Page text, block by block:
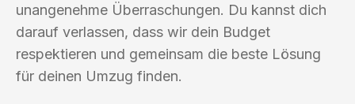
unangenehme Überraschungen. Du kannst dich
darauf verlassen, dass wir dein Budget
respektieren und gemeinsam die beste Lösung
für deinen Umzug finden.